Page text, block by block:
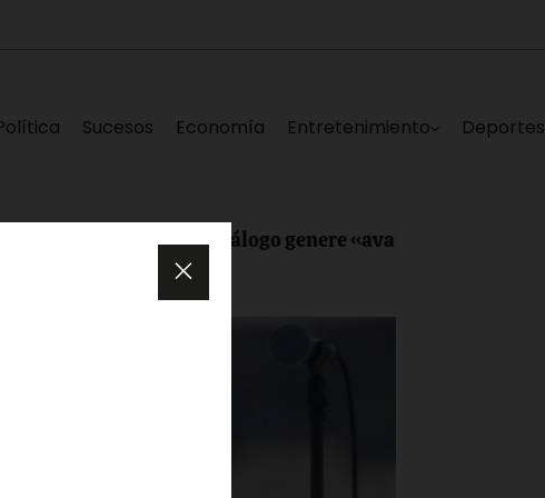
Sucesos Economía Entretenimiento Deportes
que mesa de diálogo genere «avances reales para